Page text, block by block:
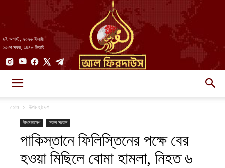
৯ই আগস্ট, ২০২৬ ঈসায়ী
২৫শে সফর, ১৪৪৮ হিজরি
||
হোম উপমহাদেশ
উপমহাদেশ সকল সংবাদ
পাকিস্তানে ফিলিস্তিনের পক্ষে বের
হওয়া মিছিলে বোমা হামলা, নিহত ৬